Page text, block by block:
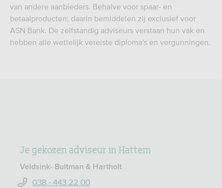
van andere aanbieders. Behalve voor spaar- en
betaalproducten; daarin bemiddelen zij exclusief voor
ASN Bank. De zelfstandig adviseurs verstaan hun vak en
hebben alle wettelijk vereiste diploma's en vergunningen.
Je gekozen adviseur in Hattem
Veldsink- Bultman & Hartholt
038 - 443 22 00